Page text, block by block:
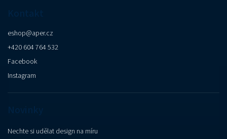
eshop@aper.cz
+420 604 764 532
Facebook
Instagram
Nechte si udělat design na míru